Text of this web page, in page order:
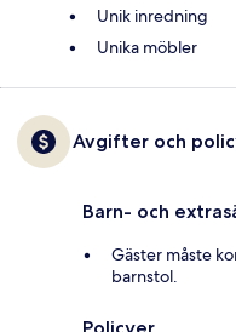
Unik inredning
Unika möbler
Avgifter och
Barn- och
Gäster måste
barnstol.